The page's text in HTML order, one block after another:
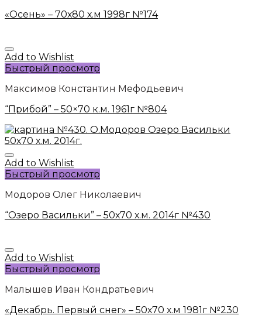
«Осень» – 70х80 х.м 1998г №174
Add to Wishlist
Быстрый просмотр
Максимов Константин Мефодьевич
“Прибой” – 50×70 к.м. 1961г №804
Add to Wishlist
Быстрый просмотр
Модоров Олег Николаевич
“Озеро Васильки” – 50х70 х.м. 2014г №430
Add to Wishlist
Быстрый просмотр
Малышев Иван Кондратьевич
«Декабрь. Первый снег» – 50х70 х.м 1981г №230